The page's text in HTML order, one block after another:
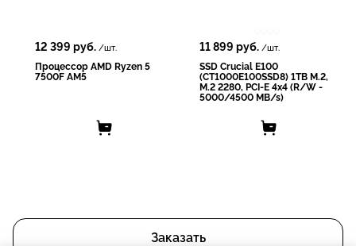
12 399 руб. /шт.
Процессор AMD Ryzen 5
7500F AM5
11 899 руб./шт.
SSD Crucial E100
(CT1000E100SSD8) 1TB M.2,
M.2 2280, PCI-E 4x4 (R/W -
5000/4500 MB/s)
Заказать